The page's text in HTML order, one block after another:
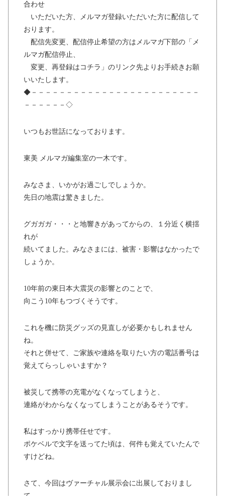
合わせ
いただいた方、メルマガ登録いただいた方に配信して
おります。
配信先変更、配信停止希望の方はメルマガ下部の「メ
ルマガ配信停止、
変更、再登録はコチラ」のリンク先よりお手続きお願
いいたします。
◆－－－－－－－－－－－－－－－－－－－－－－－－
－－－－－－◇
いつもお世話になっております。
東美 メルマガ編集室の一木です。
みなさま、いかがお過ごしでしょうか。
先日の地震は驚きました。
グガガガ・・・と地響きがあってからの、１分近く横揺
れが
続いてました。みなさまには、被害・影響はなかったで
しょうか。
10年前の東日本大震災の影響とのことで、
向こう10年もつづくそうです。
これを機に防災グッズの見直しが必要かもしれません
ね。
それと併せて、ご家族や連絡を取りたい方の電話番号は
覚えてらっしゃいますか？
被災して携帯の充電がなくなってしまうと、
連絡がわからなくなってしまうことがあるそうです。
私はすっかり携帯任せです。
ポケベルで文字を送ってた頃は、何件も覚えていたんで
すけどね。
さて、今回はヴァーチャル展示会に出展しておりまし